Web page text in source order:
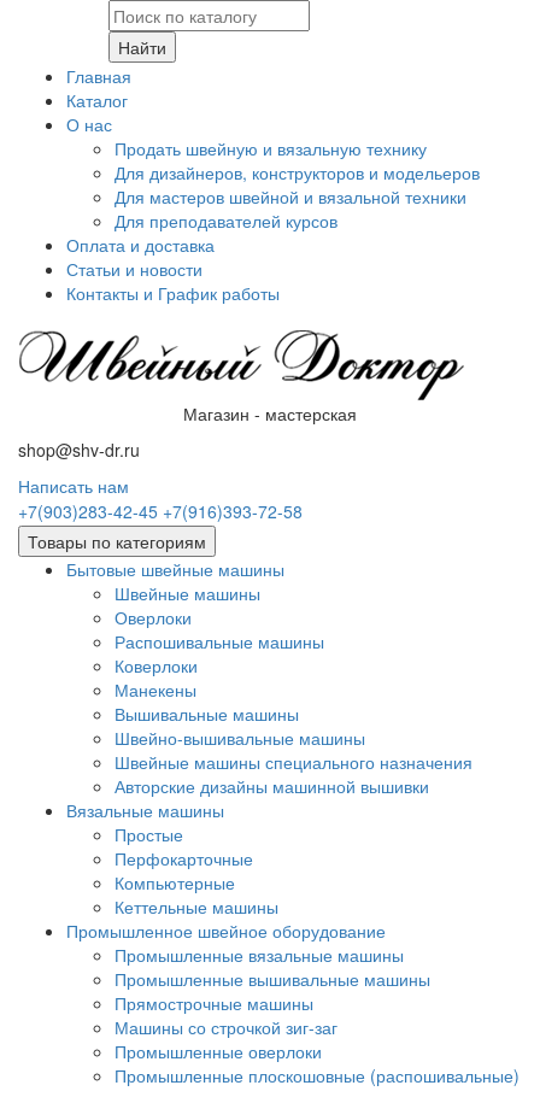
Найти
Главная
Каталог
О нас
Продать швейную и вязальную технику
Для дизайнеров, конструкторов и модельеров
Для мастеров швейной и вязальной техники
Для преподавателей курсов
Оплата и доставка
Статьи и новости
Контакты и График работы
Магазин - мастерская
shop@shv-dr.ru
Написать нам
+7(903)283-42-45 +7(916)393-72-58
Товары по категориям
Бытовые швейные машины
Швейные машины
Оверлоки
Распошивальные машины
Коверлоки
Манекены
Вышивальные машины
Швейно-вышивальные машины
Швейные машины специального назначения
Авторские дизайны машинной вышивки
Вязальные машины
Простые
Перфокарточные
Компьютерные
Кеттельные машины
Промышленное швейное оборудование
Промышленные вязальные машины
Промышленные вышивальные машины
Прямострочные машины
Машины со строчкой зиг-заг
Промышленные оверлоки
Промышленные плоскошовные (распошивальные)